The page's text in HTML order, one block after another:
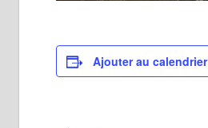
Ajouter au calendrier